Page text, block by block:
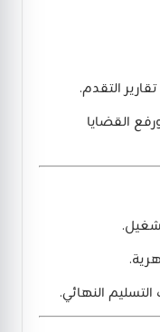
التقدم.
القضايا